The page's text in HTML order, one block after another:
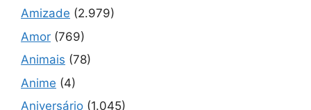
Amizade (2.979)
Amor (769)
Animais (78)
Anime (4)
Aniversário (1.045)